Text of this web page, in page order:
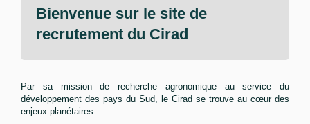
Bienvenue sur le site de
recrutement du Cirad
Par sa mission de recherche agronomique au service du
développement des pays du Sud, le Cirad se trouve au cœur des
enjeux planétaires.